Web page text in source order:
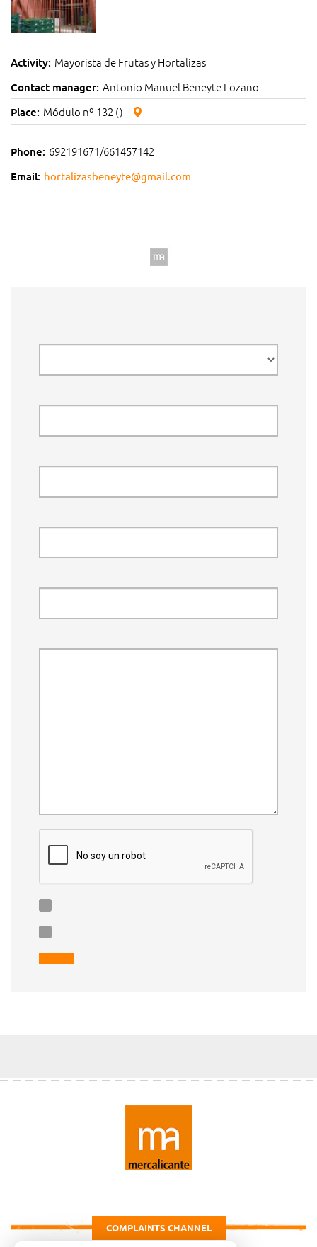
Activity: Mayorista de Frutas y Hortalizas
Contact manager: Antonio Manuel Beneyte Lozano
Place: Módulo nº 132 ()
Phone: 692191671/661457142
Email: hortalizasbeneyte@gmail.com
COMPLAINTS CHANNEL